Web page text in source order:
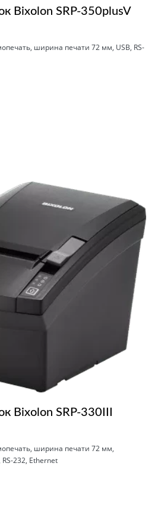
Bixolon SRP-350plusV
ширина печати 72 мм, USB, RS-
Bixolon SRP-330III
ширина печати 72 мм,
232, Ethernet